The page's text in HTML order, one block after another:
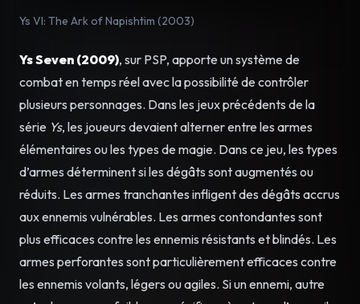
Ys VI: The Ark of Napishtim (2003)
Ys Seven (2009), sur PSP, apporte un système de
combat en temps réel avec la possibilité de contrôler
plusieurs personnages. Dans les jeux précédents de la
série Ys, les joueurs devaient alterner entre les armes
élémentaires ou les types de magie. Dans ce jeu, les types
d’armes déterminent si les dégâts sont augmentés ou
réduits. Les armes tranchantes infligent des dégâts accrus
aux ennemis vulnérables. Les armes contondantes sont
plus efficaces contre les ennemis résistants et blindés. Les
armes perforantes sont particulièrement efficaces contre
les ennemis volants, légers ou agiles. Si un ennemi, autre